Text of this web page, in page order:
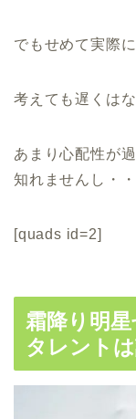
でもせめて実際
考えても遅くは
あまり心配性が
知れませんし・・
[quads id=2]
霜降り明
タレントは